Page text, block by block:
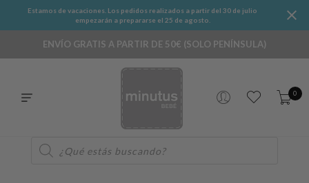
Estamos de vacaciones. Los pedidos realizados a partir del 30 de julio
empezarán a prepararse el 25 de agosto.
ENVÍO GRATIS A PARTIR DE 50€ (SOLO PENÍNSULA)
0
de
productos